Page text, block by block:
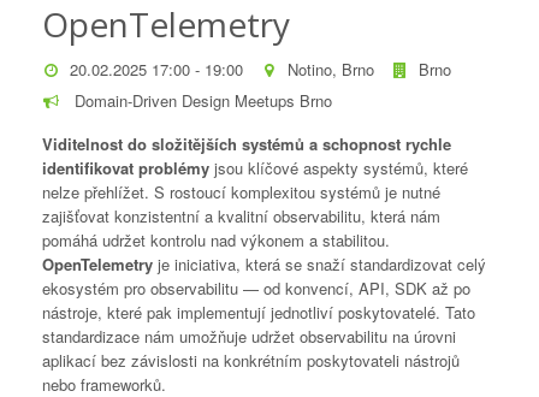
OpenTelemetry
20.02.2025 17:00 - 19:00 Notino, Brno
Brno
Domain-Driven Design Meetups Brno
Viditelnost do složitějších systémů a schopnost rychle
identifikovat problémy jsou klíčové aspekty systémů, které
nelze přehlížet. S rostoucí komplexitou systémů je nutné
zajišťovat konzistentní a kvalitní observabilitu, která nám
pomáhá udržet kontrolu nad výkonem a stabilitou.
OpenTelemetry je iniciativa, která se snaží standardizovat celý
ekosystém pro observabilitu — od konvencí, API, SDK až po
nástroje, které pak implementují jednotliví poskytovatelé. Tato
standardizace nám umožňuje udržet observabilitu na úrovni
aplikací bez závislosti na konkrétním poskytovateli nástrojů
nebo frameworků.